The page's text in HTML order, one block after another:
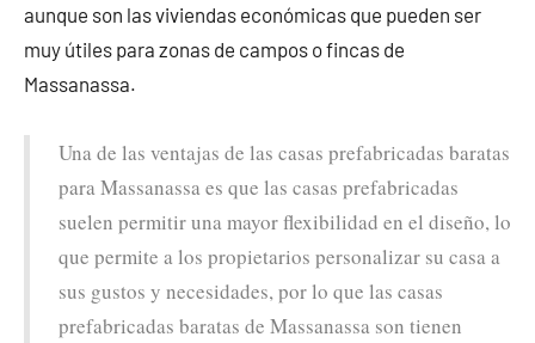
aunque son las viviendas económicas que pueden ser
muy útiles para zonas de campos o fincas de
Massanassa.
Una de las ventajas de las casas prefabricadas baratas
para Massanassa es que las casas prefabricadas
suelen permitir una mayor flexibilidad en el diseño, lo
que permite a los propietarios personalizar su casa a
sus gustos y necesidades, por lo que las casas
prefabricadas baratas de Massanassa son tienen